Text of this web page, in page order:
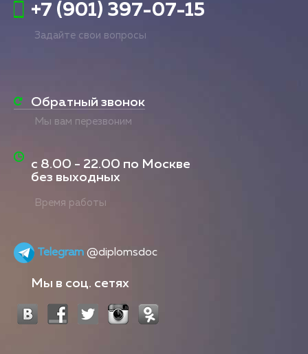
+7 (901) 397-07-15
Задайте свои вопросы
Обратный звонок
Мы вам перезвоним
с 8.00 - 22.00 по Москве
без выходных
Время работы
Telegram @diplomsdoc
Мы в соц. сетях